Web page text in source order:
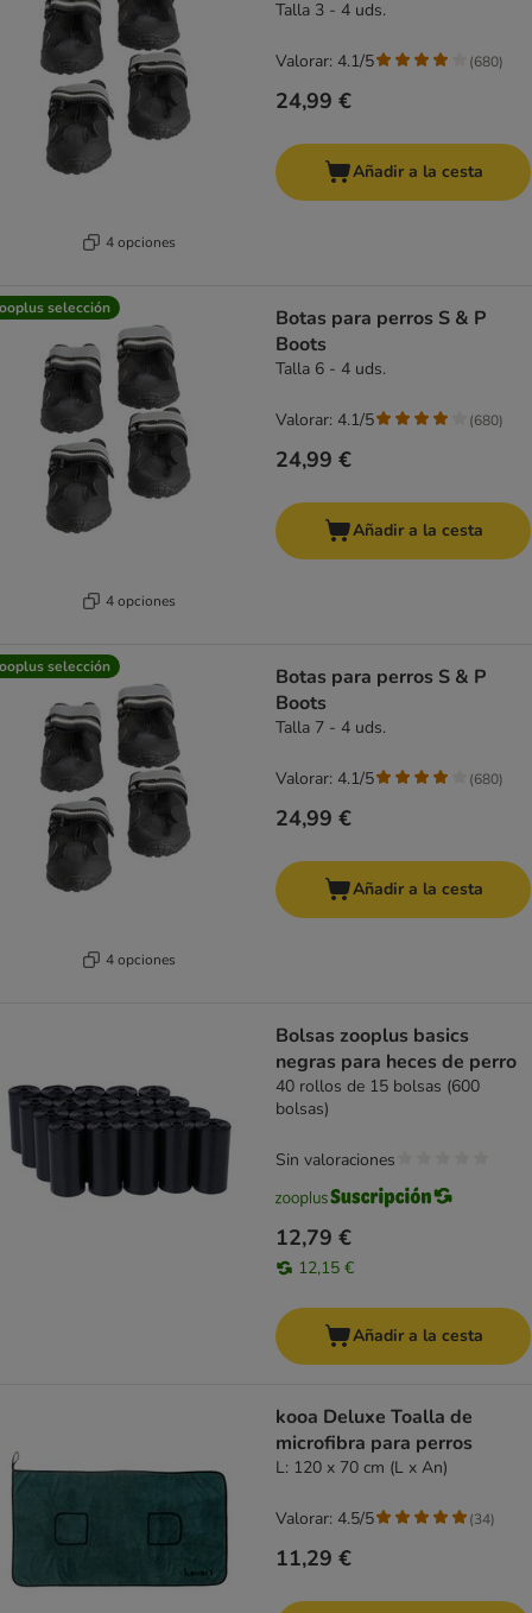
4 opciones
Talla 3 - 4 uds.
24,99 €
Valorar: 4.1/5 (680)
Añadir a la cesta
selección
4 opciones
Botas para perros S & P
Boots
Talla 6 - 4 uds.
24,99 €
Valorar: 4.1/5 (680)
Añadir a la cesta
selección
4 opciones
Botas para perros S & P
Boots
Talla 7 - 4 uds.
24,99 €
Valorar: 4.1/5 (680)
Añadir a la cesta
Bolsas zooplus basics
negras para heces de perro
40 rollos de 15 bolsas (600
bolsas)
12,79 €
12,15 €
Sin valoraciones
Añadir a la cesta
kooa Deluxe Toalla de
microfibra para perros
L: 120 x 70 cm (L x An)
11,29 €
Valorar: 4.5/5 (34)